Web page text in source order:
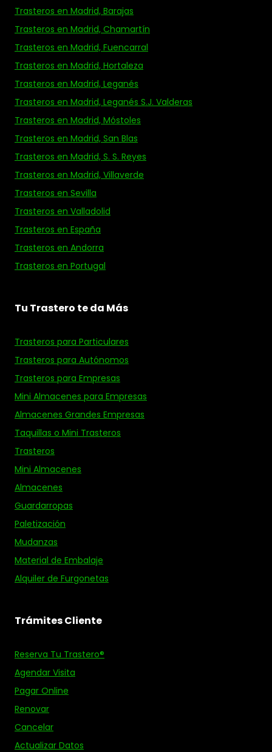
Trasteros en Madrid, Barajas
Trasteros en Madrid, Chamartín
Trasteros en Madrid, Fuencarral
Trasteros en Madrid, Hortaleza
Trasteros en Madrid, Leganés
Trasteros en Madrid, Leganés S.J. Valderas
Trasteros en Madrid, Móstoles
Trasteros en Madrid, San Blas
Trasteros en Madrid, S. S. Reyes
Trasteros en Madrid, Villaverde
Trasteros en Sevilla
Trasteros en Valladolid
Trasteros en España
Trasteros en Andorra
Trasteros en Portugal
Tu Trastero te da Más
Trasteros para Particulares
Trasteros para Autónomos
Trasteros para Empresas
Mini Almacenes para Empresas
Almacenes Grandes Empresas
Taquillas o Mini Trasteros
Trasteros
Mini Almacenes
Almacenes
Guardarropas
Paletización
Mudanzas
Material de Embalaje
Alquiler de Furgonetas
Trámites Cliente
Reserva Tu Trastero®
Agendar Visita
Pagar Online
Renovar
Cancelar
Actualizar Datos